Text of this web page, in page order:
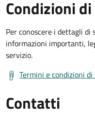
Condizioni
Per conoscere i dettagli
informazioni importanti,
servizio.
Termini e condizioni
Contatti